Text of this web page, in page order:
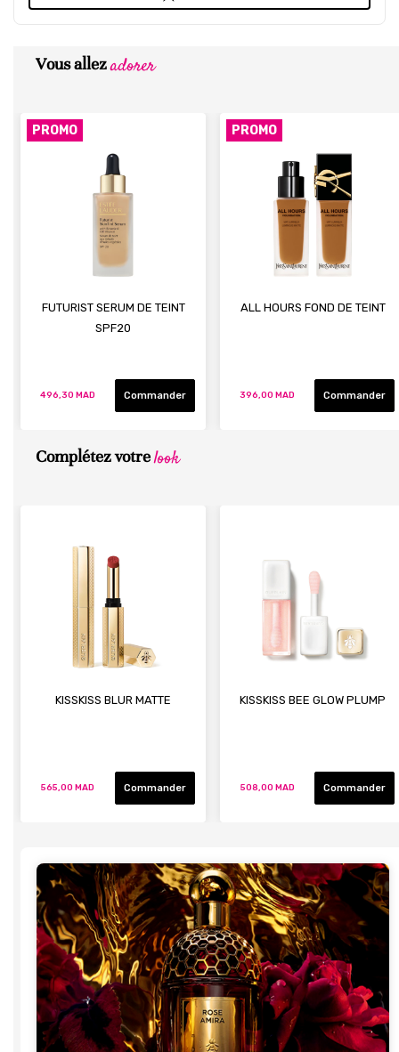
Vous allezadorer
PROMO
FUTURIST SERUM DE TEINT
SPF20
496,30 MAD Commander
PROMO
ALL HOURS FOND DE TEINT
396,00 MAD Commander
Complétez votrelook
KISSKISS BLUR MATTE
565,00 MAD Commander
KISSKISS BEE GLOW PLUMP
508,00 MAD Commander